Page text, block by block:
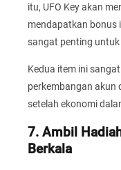
itu, UFO Key akan
mendapatkan bonus
sangat penting
Kedua item ini
perkembangan akun
setelah ekonomi
7. Ambil
Berkala